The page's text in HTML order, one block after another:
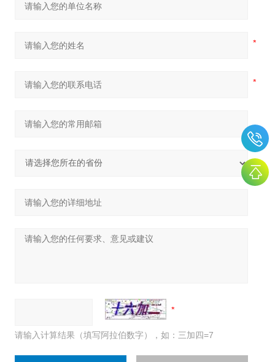
请输入计算结果（填写阿拉伯数字），如：三加四=7